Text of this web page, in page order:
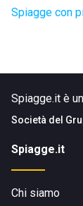
Spiagge con
Spiagge.it è
Società del
Spiagge.it
Chi siamo